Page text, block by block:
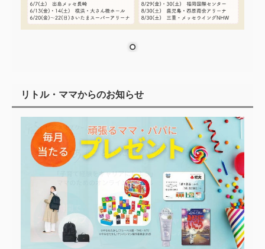
リトル・ママからのお知らせ